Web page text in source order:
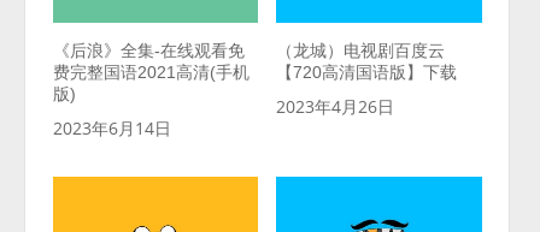
《后浪》全集-在线观看免
费完整国语2021高清(手机
版)
2023年6月14日
（龙城）电视剧百度云
【720高清国语版】下载
2023年4月26日